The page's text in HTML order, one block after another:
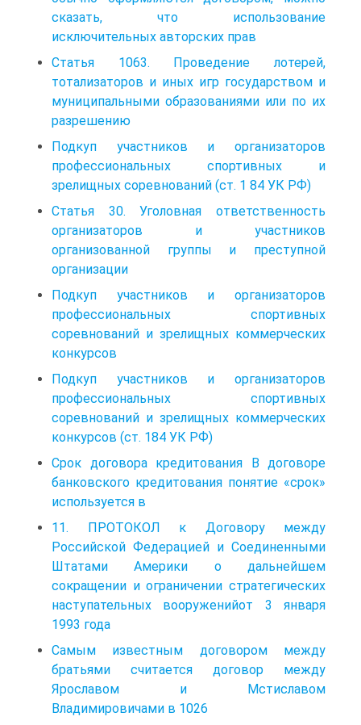
сказать, что использование
исключительных авторских прав
Статья 1063. Проведение лотерей,
тотализаторов и иных игр государством и
муниципальными образованиями или по их
разрешению
Подкуп участников и организаторов
профессиональных спортивных и
зрелищных соревнований (ст. 1 84 УК РФ)
Статья 30. Уголовная ответственность
организаторов и участников
организованной группы и преступной
организации
Подкуп участников и организаторов
профессиональных спортивных
соревнований и зрелищных коммерческих
конкурсов
Подкуп участников и организаторов
профессиональных спортивных
соревнований и зрелищных коммерческих
конкурсов (ст. 184 УК РФ)
Срок договора кредитования В договоре
банковского кредитования понятие «срок»
используется в
11. ПРОТОКОЛ к Договору между
Российской Федерацией и Соединенными
Штатами Америки о дальнейшем
сокращении и ограничении стратегических
наступательных вооруженийот 3 января
1993 года
Самым известным договором между
братьями считается договор между
Ярославом и Мстиславом
Владимировичами в 1026